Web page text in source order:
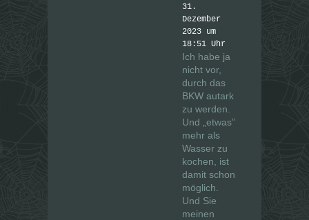
31.
Dezember
2023 um
18:51 Uhr
Ich habe ja
nicht vor,
durch das
BKW autark
zu werden.
Und „etwas”
mehr als
Wasser zu
kochen, ist
damit schon
möglich.
Und Sie
meinen